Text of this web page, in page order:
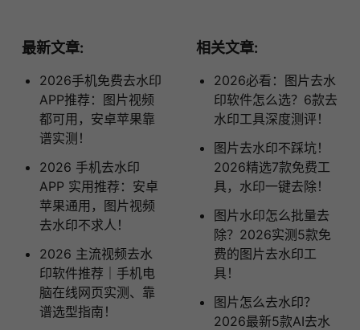
最新文章:
2026手机免费去水印
APP推荐：图片视频
都可用，安卓苹果靠
谱实测！
2026 手机去水印
APP 实用推荐：安卓
苹果通用，图片视频
去水印不求人！
2026 主流视频去水
印软件推荐｜手机电
脑在线网页实测、靠
谱选型指南！
相关文章:
2026必看：图片去水
印软件怎么选？6款去
水印工具深度测评！
图片去水印不踩坑！
2026精选7款免费工
具，水印一键去除！
图片水印怎么批量去
除？2026实测5款免
费的图片去水印工
具！
图片怎么去水印？
2026最新5款AI去水